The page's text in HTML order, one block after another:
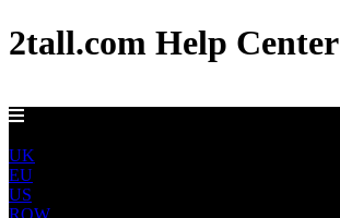
2tall.com Help Center
UK
EU
US
ROW